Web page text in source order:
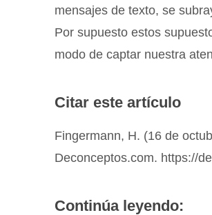
mensajes de texto, se
Por supuesto estos
modo de captar nuestra
Citar este artículo
Fingermann, H. (16 de
Deconceptos.com. https://
Continúa leyendo: